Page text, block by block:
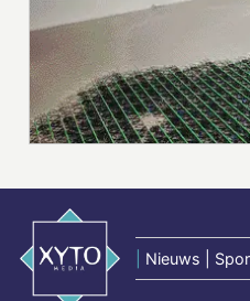
Nieuws |